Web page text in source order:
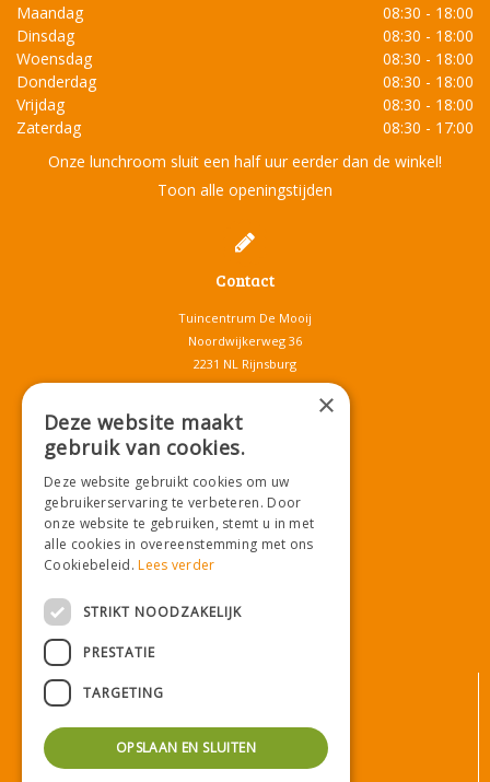
Maandag
08:30 - 18:00
Dinsdag
08:30 - 18:00
Woensdag
08:30 - 18:00
Donderdag
08:30 - 18:00
Vrijdag
08:30 - 18:00
Zaterdag
08:30 - 17:00
Onze lunchroom sluit een half uur eerder dan de winkel!
Toon alle openingstijden
Contact
Tuincentrum De Mooij
Noordwijkerweg 36
2231 NL Rijnsburg
T.071-4080959
info@tuincentrumdemooij.nl
Download onze App!
Privacy statement
Bezorginformatie
×
Deze website maakt
gebruik van cookies.
Deze website gebruikt cookies om uw
gebruikerservaring te verbeteren. Door
onze website te gebruiken, stemt u in met
alle cookies in overeenstemming met ons
Cookiebeleid.Lees verder
STRIKT NOODZAKELIJK
PRESTATIE
TARGETING
OPSLAAN EN SLUITEN